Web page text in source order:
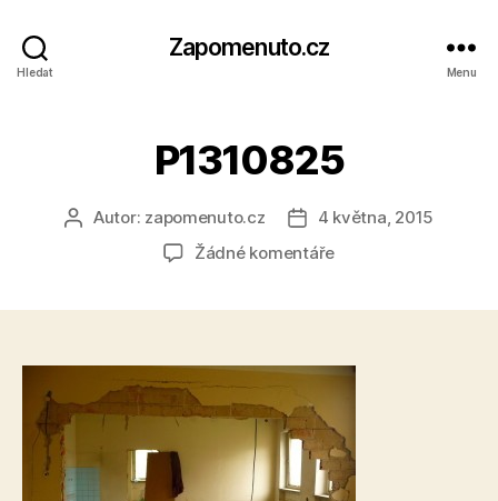
Hledat
Zapomenuto.cz
Menu
P1310825
AutorAutor: zapomenuto.cz
Datum
příspěvku
4 května, 2015
Žádné komentářeu